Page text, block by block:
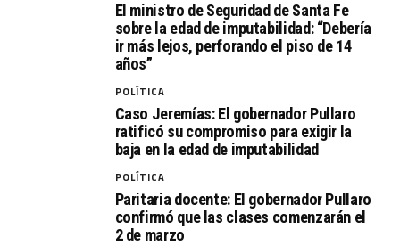
El ministro de Seguridad de Santa Fe
sobre la edad de imputabilidad: “Debería
ir más lejos, perforando el piso de 14
años”
POLÍTICA
Caso Jeremías: El gobernador Pullaro
ratificó su compromiso para exigir la
baja en la edad de imputabilidad
POLÍTICA
Paritaria docente: El gobernador Pullaro
confirmó que las clases comenzarán el
2 de marzo